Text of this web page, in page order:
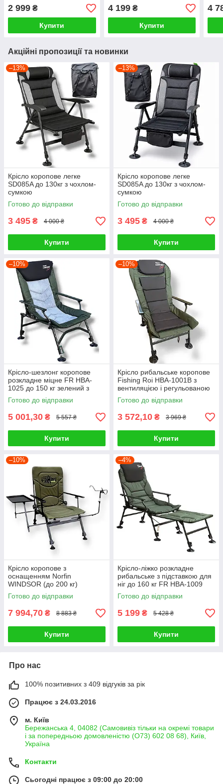
2 999 ₴
Купити
4 199₴
Купити
4
Акційні пропозиції та новинки
–13%
Крісло коропове легке
SD085A до 130кг з чохлом-
сумкою
Готово до відправки
3 495 ₴ 4 000 ₴
Купити
–13%
Крісло коропове легке
SD085A до 130кг з чохлом-
сумкою
Готово до відправки
3 495 ₴ 4 000 ₴
Купити
–10%
Крісло-шезлонг коропове
розкладне міцне FR HBA-
1025 до 150 кг зелений з
сірим
Готово до відправки
5 001,30 ₴ 5 557 ₴
Купити
–10%
Крісло рибальське коропове
Fishing Roi HBA-1001B з
вентиляцією і регульованою
спинкою
Готово до відправки
3 572,10 ₴ 3 969 ₴
Купити
–10%
Крісло коропове з
оснащенням Norfin
WINDSOR (до 200 кг)
Готово до відправки
7 994,70 ₴ 8 883 ₴
Купити
–4%
Крісло-ліжко розкладне
рибальське з підставкою для
ніг до 160 кг FR HBA-1009
Готово до відправки
5 199 ₴ 5 428 ₴
Купити
Про нас
100% позитивних з 409 відгуків за рік
Працює з 24.03.2016
м. Київ
Бережанська 4, 04082 (Самовивіз тільки на окремі товари
і за попередньою домовленістю (О73) 602 08 68), Київ,
Україна
Контакти
Сьогодні працює з 09:00 до 20:00